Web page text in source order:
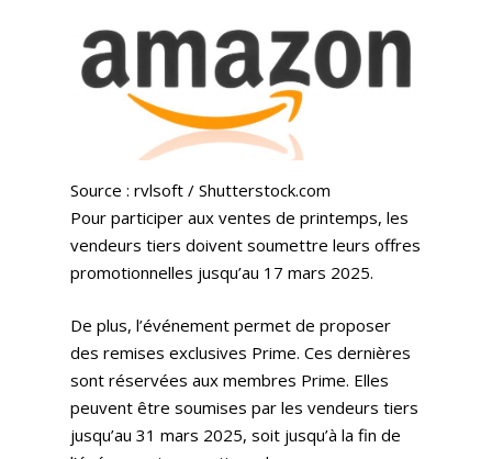
Source : rvlsoft / Shutterstock.com
Pour participer aux ventes de printemps, les
vendeurs tiers doivent soumettre leurs offres
promotionnelles jusqu’au 17 mars 2025.
De plus, l’événement permet de proposer
des remises exclusives Prime. Ces dernières
sont réservées aux membres Prime. Elles
peuvent être soumises par les vendeurs tiers
jusqu’au 31 mars 2025, soit jusqu’à la fin de